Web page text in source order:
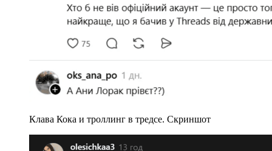
Клава Кока и троллинг в тредсе. Скриншот